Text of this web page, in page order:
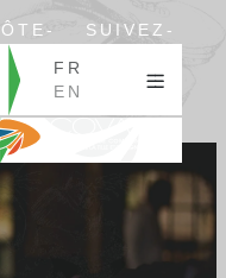
SUIVEZ-
FR
EN